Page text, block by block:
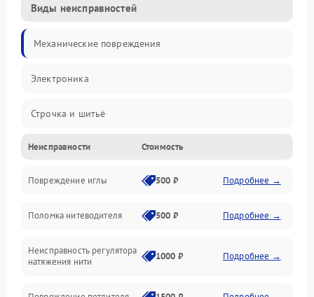
Виды неисправностей
Механические повреждения
Электроника
Строчка и шитьё
Прочие неисправности
Подача ткани
Игловодитель и механизмы
Ножи и обрезка
Шпульки, нити и заправка
Неисправности Стоимость
Повреждение иглы 500 ₽ Подробнее →
Поломка нитеводителя 500 ₽ Подробнее →
Неисправность регулятора
натяжения нити
1000 ₽ Подробнее →